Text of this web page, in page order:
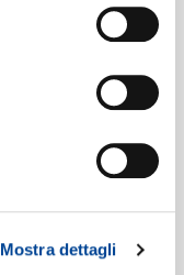
Mostra dettagli